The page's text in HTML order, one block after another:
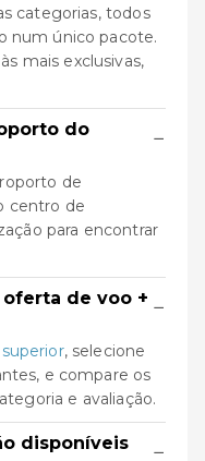
categorias, todos
num único pacote.
mais exclusivas,
do
−
de
centro de
para encontrar
de voo + −
, selecione
e compare os
e avaliação.
disponíveis
−